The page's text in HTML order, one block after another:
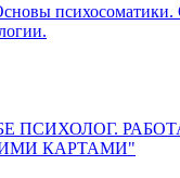
ПСИХОЛОГ.
КАРТАМИ"